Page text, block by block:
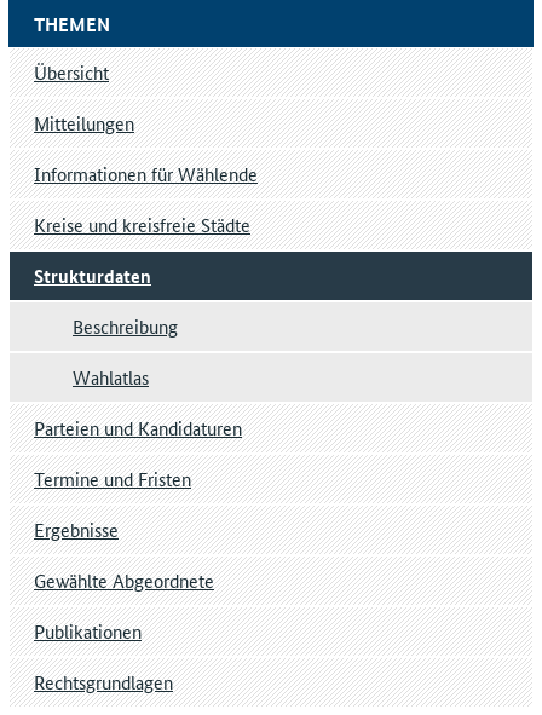
THEMEN
Übersicht
Mitteilungen
Informationen für Wählende
Kreise und kreisfreie Städte
Strukturdaten
Beschreibung
Wahlatlas
Parteien und Kandidaturen
Termine und Fristen
Ergebnisse
Gewählte Abgeordnete
Publikationen
Rechtsgrundlagen